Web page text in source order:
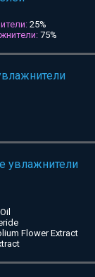
25%
75%
увлажнители
Flower Extract